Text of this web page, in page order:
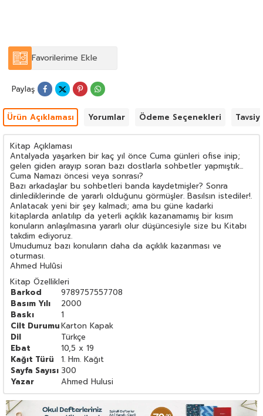
Favorilerime Ekle
Paylaş
Ürün Açıklaması Yorumlar Ödeme Seçenekleri
Kitap Açıklaması
Antalyada yaşarken bir kaç yıl önce Cuma günleri ofise inip;
gelen giden arayıp soran bazı dostlarla sohbetler yapmıştık...
Cuma Namazı öncesi veya sonrası?
Bazı arkadaşlar bu sohbetleri banda kaydetmişler? Sonra
dinlediklerinde de yararlı olduğunu görmüşler. Basılsın istediler!.
Anlatacak yeni bir şey kalmadı; ama bu güne kadarki
kitaplarda anlatılıp da yeterli açıklık kazanamamış bir kısım
konuların anlaşılmasına yararlı olur düşüncesiyle size bu Kitabı
takdim ediyoruz.
Umudumuz bazı konuların daha da açıklık kazanması ve
oturması.
Ahmed Hulûsi
Kitap Özellikleri
Barkod
9789757557708
Basım Yılı
2000
Baskı
1
Cilt DurumuKarton Kapak
Dil
Türkçe
Ebat
10,5 x 19
Kağıt Türü
1. Hm. Kağıt
Sayfa Sayısı 300
Yazar
Ahmed Hulusi